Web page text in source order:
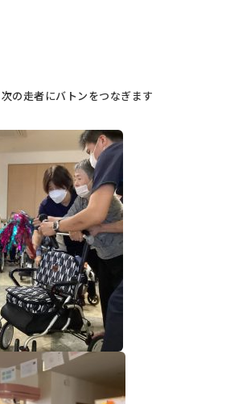
走者にバトンをつなぎます